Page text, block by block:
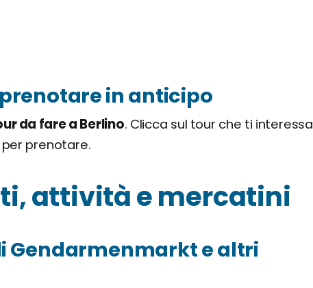
in anticipo
da fare a Berlino. Clicca sul tour che ti interessa
prenotare.
attività e mercatini
Gendarmenmarkt e altri